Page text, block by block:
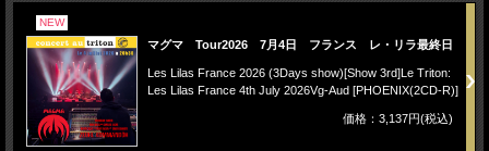
NEW
マグマ Tour2026 7月4日 フランス レ・リラ最終日
Les Lilas France 2026 (3Days show)[Show 3rd]Le Triton:
Les Lilas France 4th July 2026Vg-Aud [PHOENIX(2CD-R)]
価格：3,137円(税込)